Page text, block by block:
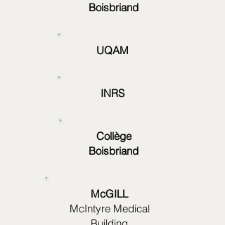
Boisbriand
UQAM
INRS
Collège
Boisbriand
McGILL
McIntyre Medical